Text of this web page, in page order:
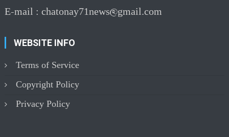
E-mail :chatonay71news@gmail.com
WEBSITE INFO
Terms of Service
Copyright Policy
Privacy Policy